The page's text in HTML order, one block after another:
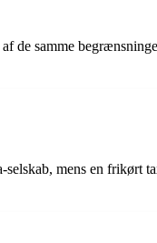
de samme
mens en frikørt